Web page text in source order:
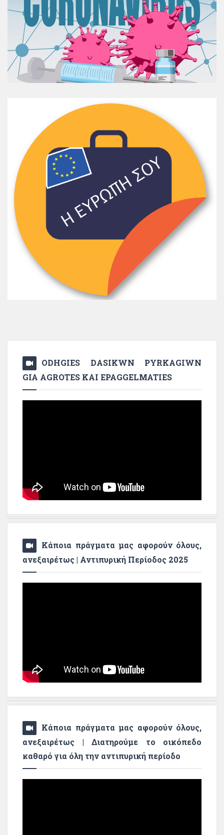
ODHGIES DASIKWN PYRKAGIWN
GIA AGROTES KAI EPAGGELMATIES
Κάποια πράγματα μας αφορούν όλους,
ανεξαιρέτως | Αντιπυρική Περίοδος 2025
Κάποια πράγματα μας αφορούν όλους,
ανεξαιρέτως | Διατηρούμε το οικόπεδο
καθαρό για όλη την αντιπυρική περίοδο